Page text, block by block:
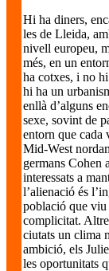
Hi ha diners,
les de Lleida,
nivell europeu,
més, en un
ha cotxes, i no
hi ha un
enllà d’alguns
sexe, sovint de
entorn que cada
Mid-West
germans Cohen
interessats a
l’alienació és
població que viu
complicitat.
ciutats un clima
ambició, els
les oportunitats